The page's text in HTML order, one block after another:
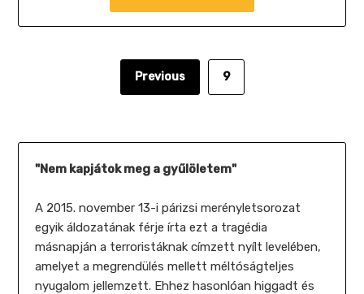
Previous 9
"Nem kapjátok meg a gyűlöletem"
A 2015. november 13-i párizsi merényletsorozat
egyik áldozatának férje írta ezt a tragédia
másnapján a terroristáknak címzett nyílt levelében,
amelyet a megrendülés mellett méltóságteljes
nyugalom jellemzett. Ehhez hasonlóan higgadt és